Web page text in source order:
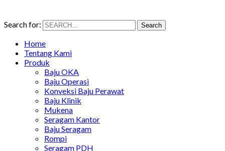
Search for: Search
Home
Tentang Kami
Produk
Baju OKA
Baju Operasi
Konveksi Baju Perawat
Baju Klinik
Mukena
Seragam Kantor
Baju Seragam
Rompi
Seragam PDH